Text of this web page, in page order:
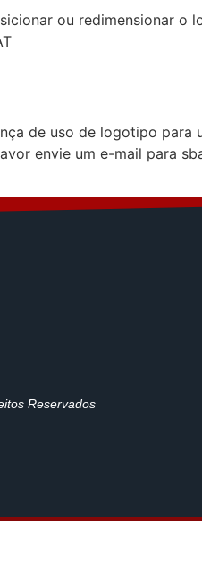
ou redimensionar o
de uso de logotipo para
envie um e-mail para
Reservados